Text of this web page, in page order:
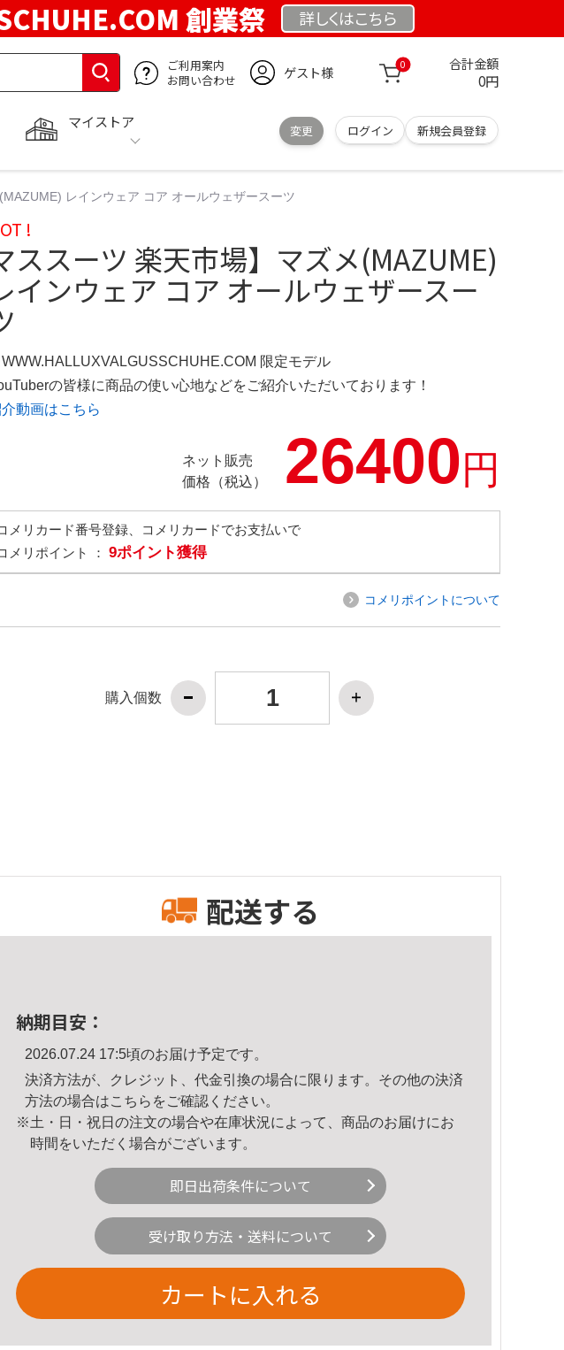
創業祭 詳しくはこちら
ご利用案内
お問い合わせ
ゲスト様 0 合計金額
0円
マイストア
変更 ログイン 新規会員登録
レインウェア コア オールウェザースーツ
!
ススーツ 楽天市場】マズメ(MAZUME)
インウェア コア オールウェザースー
限定モデル
の皆様に商品の使い心地などをご紹介いただいております！
動画はこちら
ネット販売
価格（税込）
26400円
メリカード番号登録、コメリカードでお支払いで
メリポイント ： 9ポイント獲得
コメリポイントについて
購入個数
配送する
納期目安：
2026.07.24 17:5頃のお届け予定です。
決済方法が、クレジット、代金引換の場合に限ります。その他の決済
方法の場合はこちら をご確認ください。
※土・日・祝日の注文の場合や在庫状況によって、商品のお届けにお
時間をいただく場合がございます。
即日出荷条件について
受け取り方法・送料について
カートに入れる